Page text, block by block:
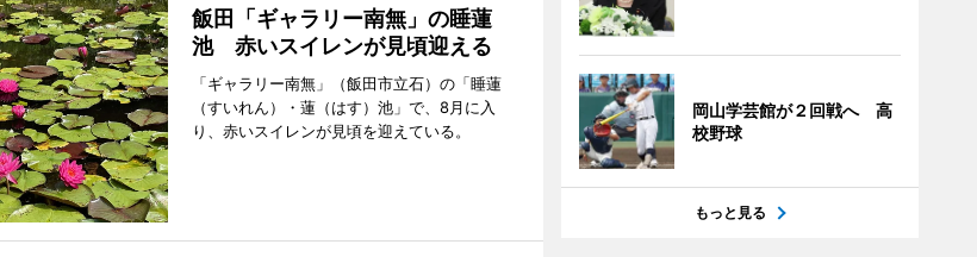
飯田「ギャラリー南無」の睡蓮
池 赤いスイレンが見頃迎える
「ギャラリー南無」（飯田市立石）の「睡蓮
（すいれん）・蓮（はす）池」で、8月に入
り、赤いスイレンが見頃を迎えている。
岡山学芸館が２回戦へ 高
校野球
もっと見る